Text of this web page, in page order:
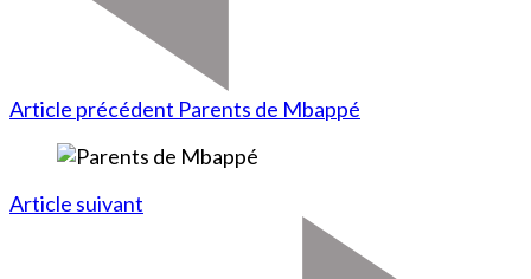
Article précédent Parents de Mbappé
Article suivant